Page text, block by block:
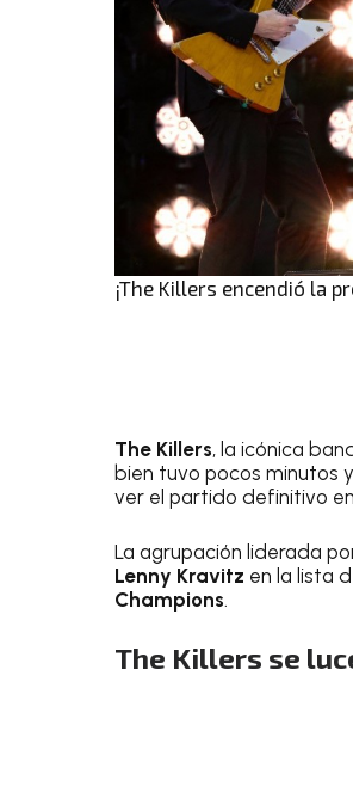
¡The Killers encendió la
The Killers, la icónica
bien tuvo pocos minutos
ver el partido definitivo
La agrupación liderada
Lenny Kravitz en la lista
Champions.
The Killers se